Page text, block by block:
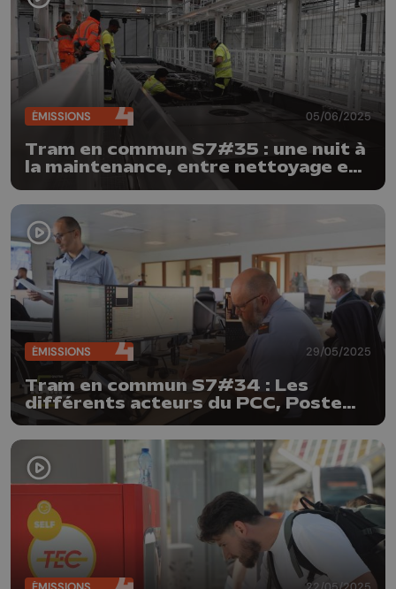
ÉMISSIONS 05/06/2025
Tram en commun S7#35 : une nuit à
la maintenance, entre nettoyage et
réparations
ÉMISSIONS 29/05/2025
Tram en commun S7#34 : Les
différents acteurs du PCC, Poste
Central de Commande